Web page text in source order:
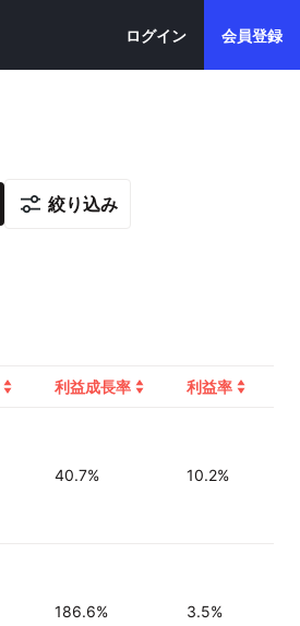
ログイン 会員登録
絞り込み
利益成長率 利益率
40.7% 10.2%
186.6% 3.5%